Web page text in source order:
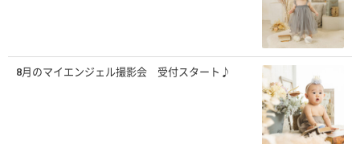
8月のマイエンジェル撮影会 受付スタート♪